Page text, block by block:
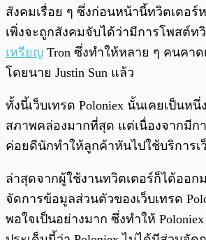
สังคมเรื่อย ๆ ซึ่งก่อนหน้านี้ทวิตเตอร์
เพิ่งจะถูกสังคมจับได้ว่ามีการโพสต์ท
เหรียญ Tron ซึ่งทำให้หลาย ๆ คนคา
โดยนาย Justin Sun แล้ว
ทั้งนี้เว็บเทรด Poloniex นั้นเคยเป็นหนึ่
สภาพคล่องมากที่สุด แต่เนื่องจากมีก
ค่อยดีนักทำให้ลูกค้าหันไปใช้บริการเ
ล่าสุดจากผู้ใช้งานทวิตเตอร์ก็ได้ออก
จัดการข้อมูลส่วนตัวของเว็บเทรด
พอใจเป็นอย่างมาก ซึ่งทำให้